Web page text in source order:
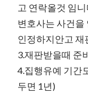
고 연락올것 임
변호사는 사건을
인정하지안고 재
3.재판받을때 준
4.집행유예 기간
두면 1년)